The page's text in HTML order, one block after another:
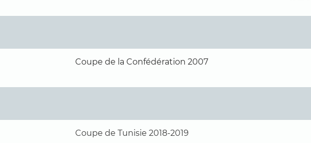
Coupe de la Confédération 2007
Coupe de Tunisie 2018-2019